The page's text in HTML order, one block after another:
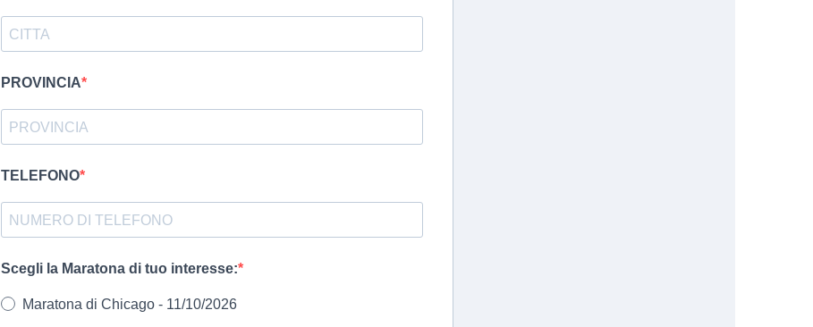
PROVINCIA
TELEFONO
Scegli la Maratona di tuo interesse:
Maratona di Chicago - 11/10/2026